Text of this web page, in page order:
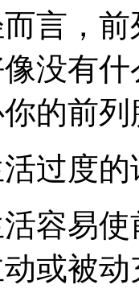
言，
没有
的前列
度的
易使
或被